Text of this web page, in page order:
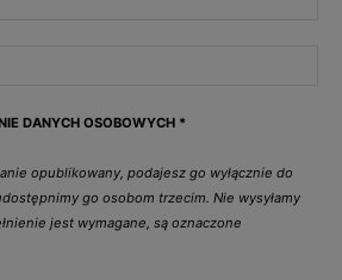
DANYCH OSOBOWYCH *
opublikowany, podajesz go wyłącznie do
go osobom trzecim. Nie wysyłamy
jest wymagane, są oznaczone